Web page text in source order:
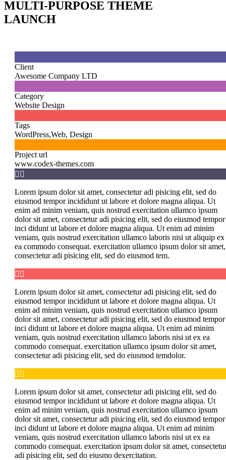
MULTI-PURPOSE THEME
LAUNCH
Client
Awesome Company LTD
Category
Website Design
Tags
WordPress,Web, Design
Project url
www.codex-themes.com
 
Lorem ipsum dolor sit amet, consectetur adi pisicing elit, sed do
eiusmod tempor incididunt ut labore et dolore magna aliqua. Ut
enim ad minim veniam, quis nostrud exercitation ullamco ipsum
dolor sit amet, consectetur adi pisicing elit, sed do eiusmod tempor
inci didunt ut labore et dolore magna aliqua. Ut enim ad minim
veniam, quis nostrud exercitation ullamco laboris nisi ut aliquip ex
ea commodo consequat. exercitation ullamco ipsum dolor sit amet,
consectetur adi pisicing elit, sed do eiusmod tem.
 
Lorem ipsum dolor sit amet, consectetur adi pisicing elit, sed do
eiusmod tempor incididunt ut labore et dolore magna aliqua. Ut
enim ad minim veniam, quis nostrud exercitation ullamco ipsum
dolor sit amet, consectetur adi pisicing elit, sed do eiusmod tempor
inci didunt ut labore et dolore magna aliqua. Ut enim ad minim
veniam, quis nostrud exercitation ullamco laboris nisi ut ex ea
commodo consequat. exercitation ullamco ipsum dolor sit amet,
consectetur adi pisicing elit, sed do eiusmod temdolor.
 
Lorem ipsum dolor sit amet, consectetur adi pisicing elit, sed do
eiusmod tempor incididunt ut labore et dolore magna aliqua. Ut
enim ad minim veniam, quis nostrud exercitation ullamco ipsum
dolor sit amet, consectetur adi pisicing elit, sed do eiusmod tempor
inci didunt ut labore et dolore magna aliqua. Ut enim ad minim
veniam, quis nostrud exercitation ullamco laboris nisi ut ex ea
commodo consequat. exercitation ipsum dolor sit amet,
adi pisicing elit, sed do eiusmo dexercitation.